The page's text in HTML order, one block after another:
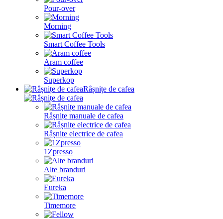
Pour-over
Morning
Smart Coffee Tools
Aram coffee
Superkop
Râșnițe de cafea
Râșnițe manuale de cafea
Râșnițe electrice de cafea
1Zpresso
Alte branduri
Eureka
Timemore